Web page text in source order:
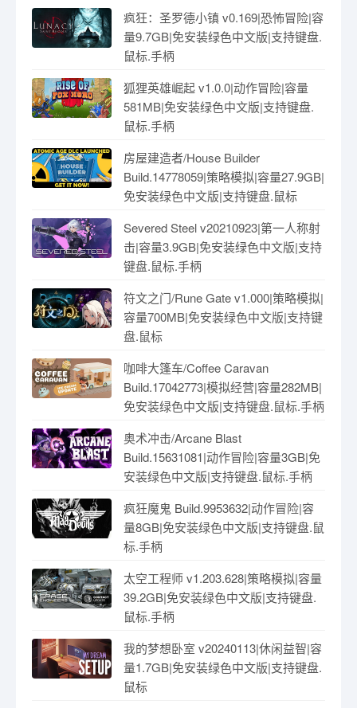
疯狂：圣罗德小镇 v0.169|恐怖冒险|容
量9.7GB|免安装绿色中文版|支持键盘.
鼠标.手柄
狐狸英雄崛起 v1.0.0|动作冒险|容量
581MB|免安装绿色中文版|支持键盘.
鼠标.手柄
房屋建造者/House Builder
Build.14778059|策略模拟|容量27.9GB|
免安装绿色中文版|支持键盘.鼠标
Severed Steel v20210923|第一人称射
击|容量3.9GB|免安装绿色中文版|支持
键盘.鼠标.手柄
符文之门/Rune Gate v1.000|策略模拟|
容量700MB|免安装绿色中文版|支持键
盘.鼠标
咖啡大篷车/Coffee Caravan
Build.17042773|模拟经营|容量282MB|
免安装绿色中文版|支持键盘.鼠标.手柄
奥术冲击/Arcane Blast
Build.15631081|动作冒险|容量3GB|免
安装绿色中文版|支持键盘.鼠标.手柄
疯狂魔鬼 Build.9953632|动作冒险|容
量8GB|免安装绿色中文版|支持键盘.鼠
标.手柄
太空工程师 v1.203.628|策略模拟|容量
39.2GB|免安装绿色中文版|支持键盘.
鼠标.手柄
我的梦想卧室 v20240113|休闲益智|容
量1.7GB|免安装绿色中文版|支持键盘.
鼠标